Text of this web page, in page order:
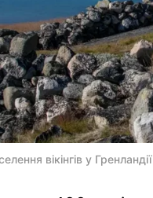
вікінгів у